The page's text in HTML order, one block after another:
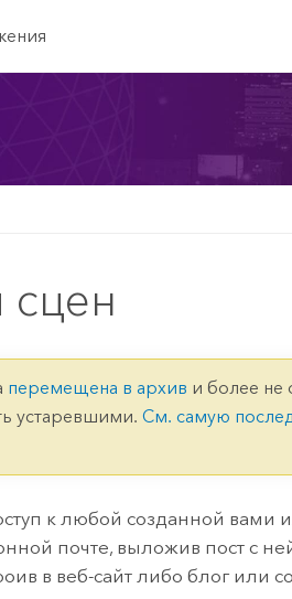
сцен
перемещена в архив и более не
устаревшими.См. самую
к любой созданной вами
почте, выложив пост с
в веб-сайт либо блог или